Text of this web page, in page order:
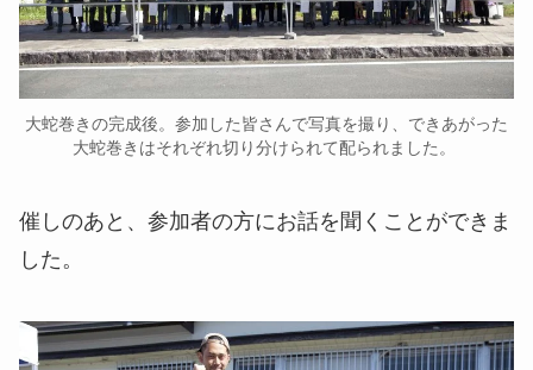
大蛇巻きの完成後。参加した皆さんで写真を撮り、できあがった
大蛇巻きはそれぞれ切り分けられて配られました。
催しのあと、参加者の方にお話を聞くことができま
した。